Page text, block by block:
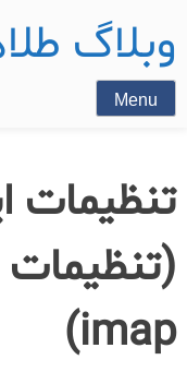
وبلاگ
Menu
imap)